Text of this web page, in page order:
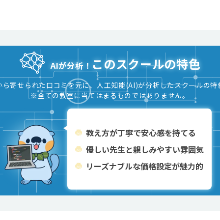
AIが分析！ このスクールの特色
ら寄せられた口コミを元に、人工知能(AI)が分析したスクールの特
※全ての教室に当てはまるものではありません。
教え方が丁寧で安心感を持てる
優しい先生と親しみやすい雰囲気
リーズナブルな価格設定が魅力的